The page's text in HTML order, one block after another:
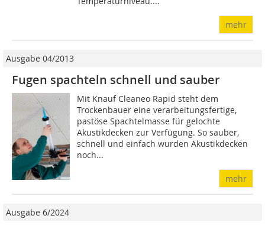
mehr
Ausgabe 04/2013
Fugen spachteln schnell und sauber
Mit Knauf Cleaneo Rapid steht dem
Trockenbauer eine verarbeitungsfertige,
pastöse Spachtelmasse für gelochte
Akustikdecken zur Verfügung. So sauber,
schnell und einfach wurden Akustikdecken
noch...
mehr
Ausgabe 6/2024